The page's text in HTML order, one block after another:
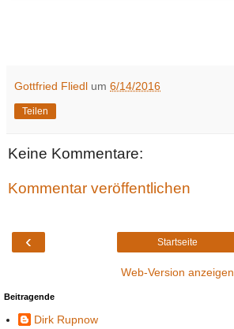
Gottfried Fliedl um 6/14/2016
Teilen
Keine Kommentare:
Kommentar veröffentlichen
‹ Startseite
Web-Version anzeigen
Beitragende
Dirk Rupnow